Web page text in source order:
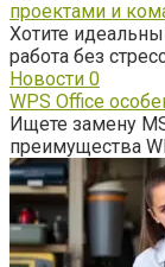
проектами и
Хотите
работа без
Новости 0
WPS Office
Ищете замену
преимущества